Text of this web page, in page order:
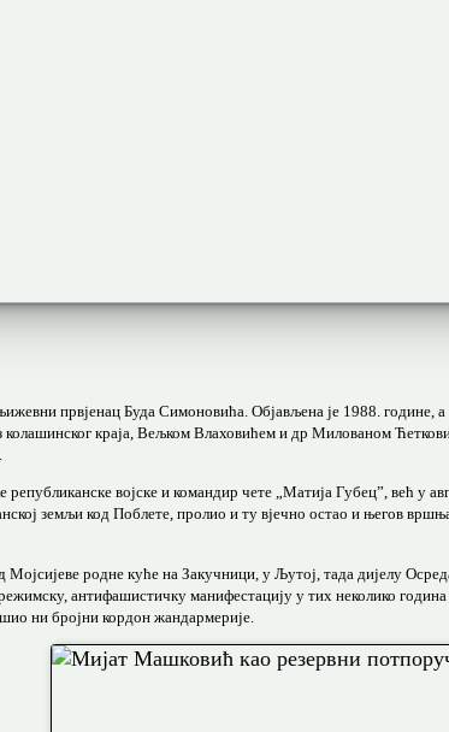
првјенац Буда Симоновића. Објављена је 1988. године,
колашинског краја, Вељком Влаховићем и др Милованом
војске и командир чете „Матија Губец”, већ у
земљи код Поблете, пролио и ту вјечно остао и његов
Мојсијеве родне куће на Закучници, у Љутој, тада дијелу
антифашистичку манифестацију у тих неколико
ни бројни кордон жандармерије.